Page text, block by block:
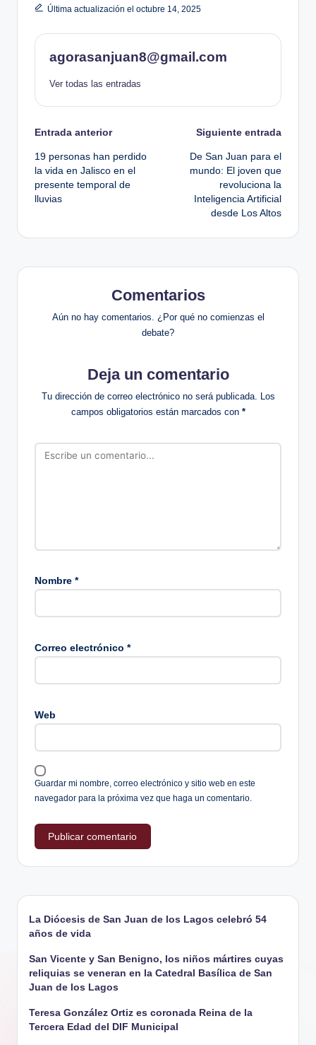
Última actualización el octubre 14, 2025
agorasanjuan8@gmail.com
Ver todas las entradas
Navegación
de
entradas
Entrada anterior
19 personas han perdido
la vida en Jalisco en el
presente temporal de
lluvias
Siguiente entrada
De San Juan para el
mundo: El joven que
revoluciona la
Inteligencia Artificial
desde Los Altos
Comentarios
Aún no hay comentarios. ¿Por qué no comienzas el
debate?
Deja un comentario
Tu dirección de correo electrónico no será publicada. Los
campos obligatorios están marcados con *
Nombre *
Correo electrónico *
Web
Guardar mi nombre, correo electrónico y sitio web en este
navegador para la próxima vez que haga un comentario.
La Diócesis de San Juan de los Lagos celebró 54
años de vida
San Vicente y San Benigno, los niños mártires cuyas
reliquias se veneran en la Catedral Basílica de San
Juan de los Lagos
Teresa González Ortiz es coronada Reina de la
Tercera Edad del DIF Municipal